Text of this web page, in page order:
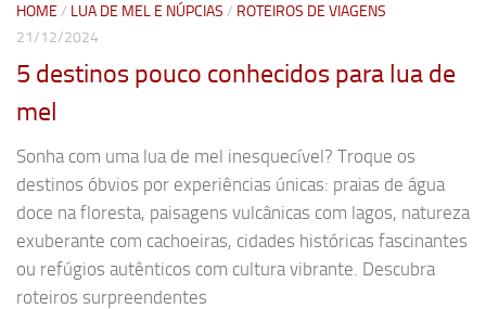
HOME / LUA DE MEL E NÚPCIAS / ROTEIROS DE VIAGENS
21/12/2024
5 destinos pouco conhecidos para lua de
mel
Sonha com uma lua de mel inesquecível? Troque os
destinos óbvios por experiências únicas: praias de água
doce na floresta, paisagens vulcânicas com lagos, natureza
exuberante com cachoeiras, cidades históricas fascinantes
ou refúgios autênticos com cultura vibrante. Descubra
roteiros surpreendentes